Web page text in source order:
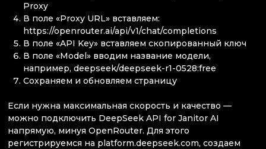
Proxy
В поле «Proxy URL» вставляем:
https://openrouter.ai/api/v1/chat/completions
В поле «API Key» вставляем скопированный ключ
В поле «Model» вводим название модели,
например, deepseek/deepseek-r1-0528:free
Сохраняем и обновляем страницу
Если нужна максимальная скорость и качество —
можно подключить DeepSeek API for Janitor AI
напрямую, минуя OpenRouter. Для этого
регистрируемся на platform.deepseek.com, создаем